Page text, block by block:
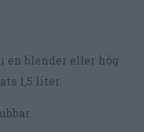
en blender eller hög
1,5 liter.